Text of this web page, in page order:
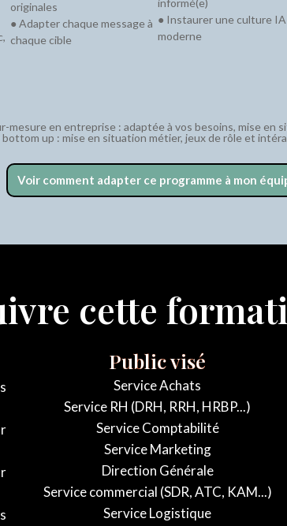
originales
● Adapter chaque message à
chaque cible
informé(e)
● Instaurer une culture IA
moderne
mesure en entreprise : adaptée à vos besoins, mise en
bottom up : mise en situation métier, jeux de rôle et
Voir comment adapter ce programme à mon
cette
Public visé
Service Achats
Service RH (DRH, RRH, HRBP...)
Service Comptabilité
Service Marketing
Direction Générale
Service commercial (SDR, ATC, KAM...)
Service Logistique